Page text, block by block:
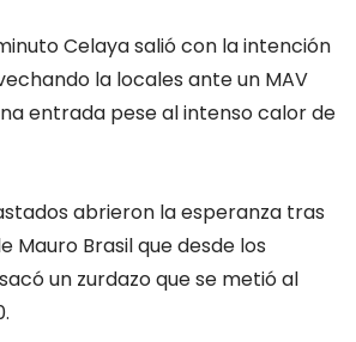
Celaya salió con la intención
la locales ante un MAV
entrada pese al intenso calor de
abrieron la esperanza tras
Mauro Brasil que desde los
un zurdazo que se metió al